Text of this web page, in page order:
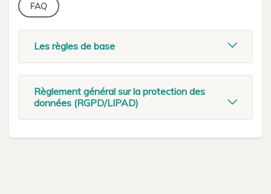
FAQ
Les règles de base
Règlement général sur la protection des
données (RGPD/LIPAD)